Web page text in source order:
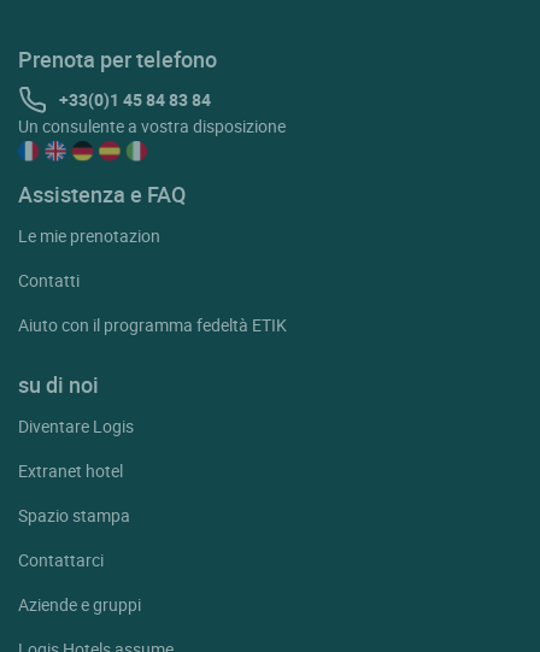
Prenota per telefono
+33(0)1 45 84 83 84
Un consulente a vostra disposizione
Assistenza e FAQ
Le mie prenotazion
Contatti
Aiuto con il programma fedeltà ETIK
su di noi
Diventare Logis
Extranet hotel
Spazio stampa
Contattarci
Aziende e gruppi